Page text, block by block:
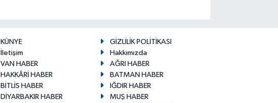
KÜNYE
GİZLİLİK POLİTİKASI
İletişim
Hakkımızda
VAN HABER
AĞRI HABER
HAKKÂRİ HABER
BATMAN HABER
BİTLİS HABER
IĞDIR HABER
DİYARBAKIR HABER
MUŞ HABER